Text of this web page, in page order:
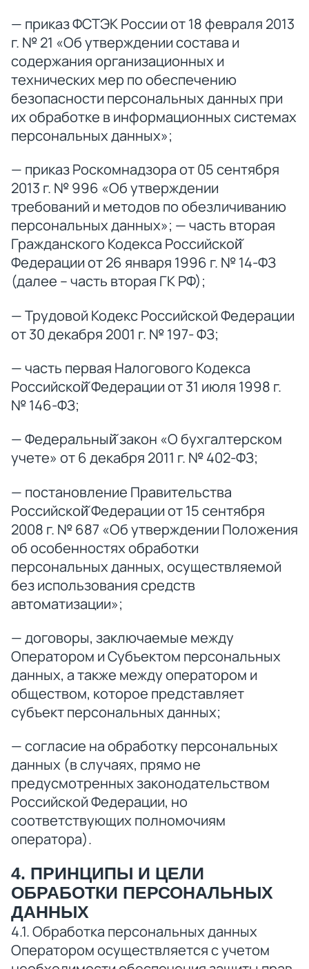
— приказ ФСТЭК России от 18 февраля 2013
г. № 21 «Об утверждении состава и
содержания организационных и
технических мер по обеспечению
безопасности персональных данных при
их обработке в информационных системах
персональных данных»;
— приказ Роскомнадзора от 05 сентября
2013 г. № 996 «Об утверждении
требований и методов по обезличиванию
персональных данных»; — часть вторая
Гражданского Кодекса Российской̆
Федерации от 26 января 1996 г. № 14-ФЗ
(далее – часть вторая ГК РФ);
— Трудовой Кодекс Российской Федерации
от 30 декабря 2001 г. № 197- ФЗ;
— часть первая Налогового Кодекса
Российской̆ Федерации от 31 июля 1998 г.
№ 146-ФЗ;
— Федеральный̆ закон «О бухгалтерском
учете» от 6 декабря 2011 г. № 402-ФЗ;
— постановление Правительства
Российской̆ Федерации от 15 сентября
2008 г. № 687 «Об утверждении Положения
об особенностях обработки
персональных данных, осуществляемой
без использования средств
автоматизации»;
— договоры, заключаемые между
Оператором и Субъектом персональных
данных, а также между оператором и
обществом, которое представляет
субъект персональных данных;
— согласие на обработку персональных
данных (в случаях, прямо не
предусмотренных законодательством
Российской Федерации, но
соответствующих полномочиям
оператора).
4. ПРИНЦИПЫ И ЦЕЛИ
ОБРАБОТКИ ПЕРСОНАЛЬНЫХ
ДАННЫХ
4.1. Обработка персональных данных
Оператором осуществляется с учетом